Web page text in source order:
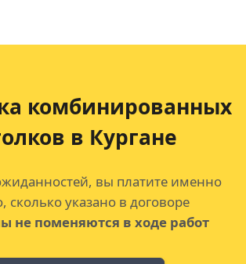
комбинированных
в Кургане
вы платите именно
сколько указано в договоре
не поменяются в ходе работ